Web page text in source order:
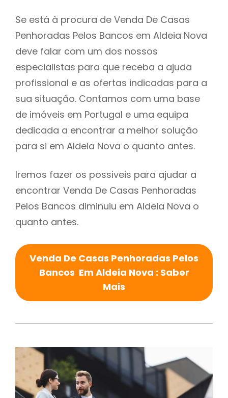
Se está à procura de Venda De Casas
Penhoradas Pelos Bancos em Aldeia Nova
deve falar com um dos nossos
especialistas para que receba a ajuda
profissional e as ofertas indicadas para a
sua situação. Contamos com uma base
de imóveis em Portugal e uma equipa
dedicada a encontrar a melhor solução
para si em Aldeia Nova o quanto antes.
Iremos fazer os possiveis para ajudar a
encontrar Venda De Casas Penhoradas
Pelos Bancos diminuiu em Aldeia Nova o
quanto antes.
Venda De Casas Penhoradas Pelos
Bancos Em Aldeia Nova : Saber
Mais